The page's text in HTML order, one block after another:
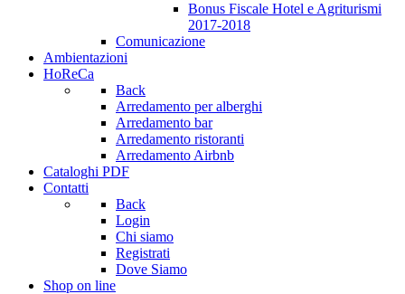
Bonus Fiscale Hotel e Agriturismi
2017-2018
Comunicazione
Ambientazioni
HoReCa
Back
Arredamento per alberghi
Arredamento bar
Arredamento ristoranti
Arredamento Airbnb
Cataloghi PDF
Contatti
Back
Login
Chi siamo
Registrati
Dove Siamo
Shop on line